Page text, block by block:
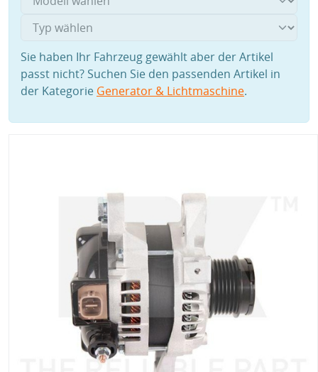
Sie haben Ihr Fahrzeug gewählt aber der Artikel
passt nicht? Suchen Sie den passenden Artikel in
der Kategorie Generator & Lichtmaschine.